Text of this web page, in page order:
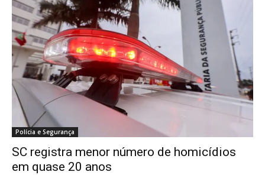
Polícia e Segurança
SC registra menor número de homicídios
em quase 20 anos